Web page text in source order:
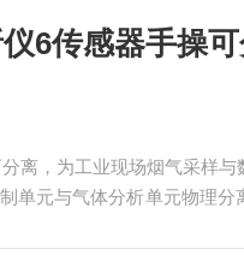
6传感器手操
离，为工业现场烟气采样
单元与气体分析单元物理分